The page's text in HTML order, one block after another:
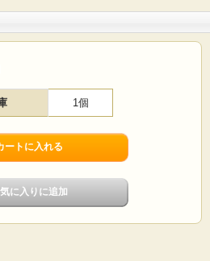
ロイヤルコペンハーゲン）のバッカシリーズの
（ジョアンヌ・ゲァバー）デザインで個性
ィリジアングリーンの目がアクセントとなっ
のあるサイズで、お部屋のアクセントとなる
1個